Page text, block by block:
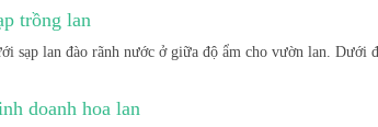
sạp lan đào rãnh nước ở giữa độ ẩm cho vườn lan. Dưới